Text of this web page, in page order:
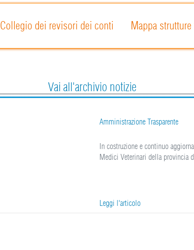
Collegio dei revisori dei conti Mappa
Vai all'archivio notizie
Amministrazione Trasparente
In costruzione e continuo
Medici Veterinari della provincia
Leggi l'articolo